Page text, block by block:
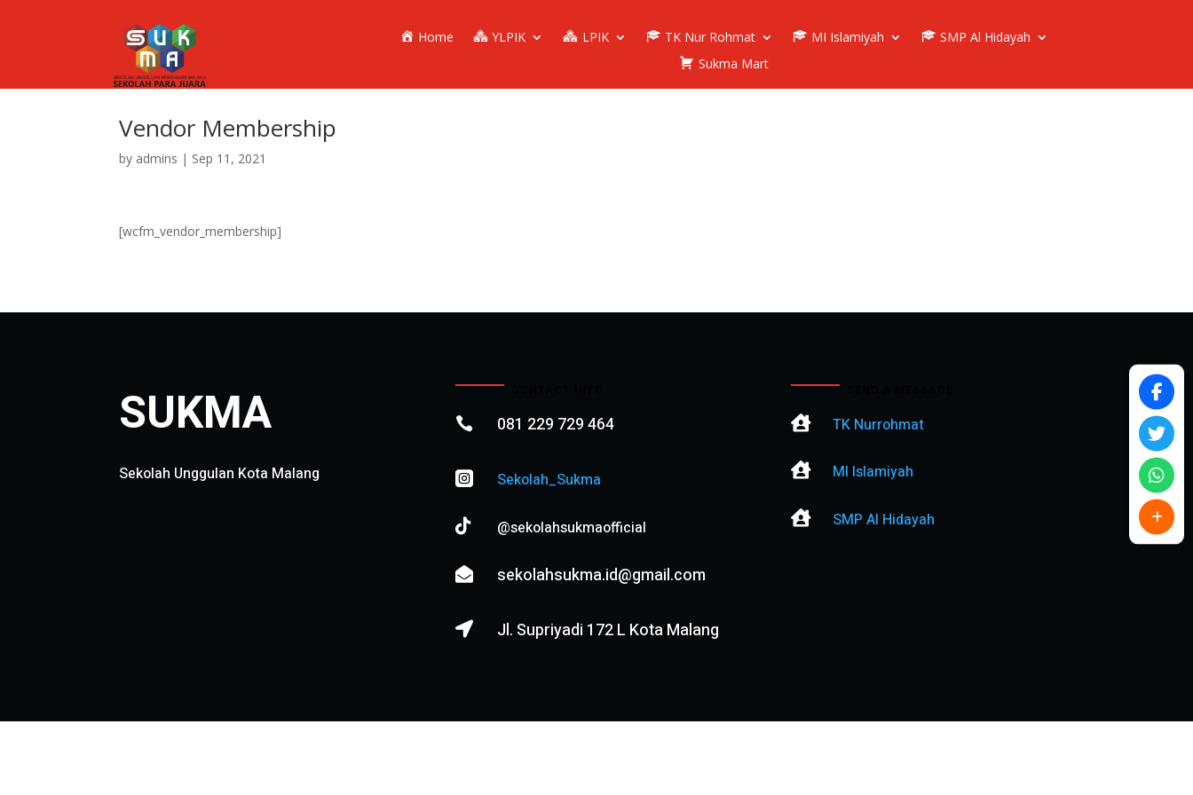
Home YLPIK LPIK TK Nur Rohmat MI Islamiyah
SMP Al Hidayah
Sukma Mart
Vendor Membership
by admins | Sep 11, 2021
[wcfm_vendor_membership]
SUKMA
Sekolah Unggulan Kota Malang
 081 229 729 464
 Sekolah_Sukma
 @sekolahsukmaofficial
 sekolahsukma.id@gmail.com
 Jl. Supriyadi 172 L Kota Malang
 TK Nurrohmat
 MI Islamiyah
 SMP Al Hidayah